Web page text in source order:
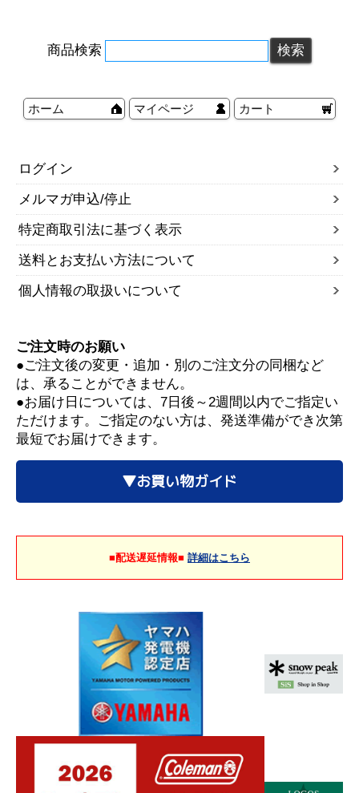
商品検索
ホーム マイページ カート
ログイン
メルマガ申込/停止
特定商取引法に基づく表示
送料とお支払い方法について
個人情報の取扱いについて
ご注文時のお願い
●ご注文後の変更・追加・別のご注文分の同梱など
は、承ることができません。
●お届け日については、7日後～2週間以内でご指定い
ただけます。ご指定のない方は、発送準備ができ次第
最短でお届けできます。
▼お買い物ガイド
■配送遅延情報■ 詳細はこちら